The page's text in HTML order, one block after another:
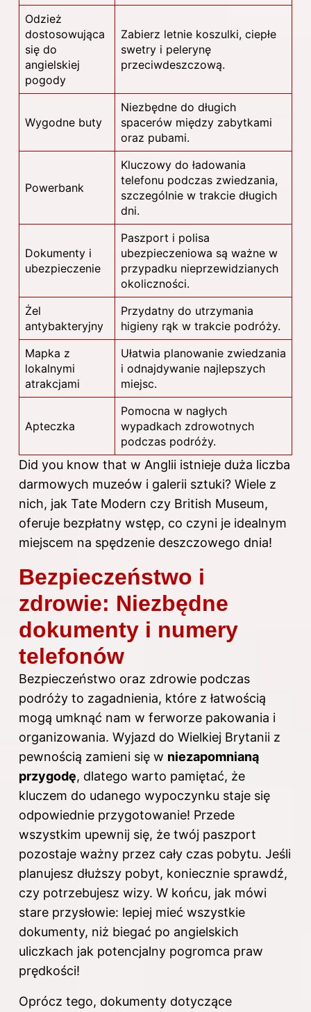
Odzież
dostosowująca
się do
angielskiej
pogody
Zabierz letnie koszulki, ciepłe
swetry i pelerynę
przeciwdeszczową.
Wygodne buty
Niezbędne do długich
spacerów między zabytkami
oraz pubami.
Powerbank
Kluczowy do ładowania
telefonu podczas zwiedzania,
szczególnie w trakcie długich
dni.
Dokumenty i
ubezpieczenie
Paszport i polisa
ubezpieczeniowa są ważne w
przypadku nieprzewidzianych
okoliczności.
Żel
antybakteryjny
Przydatny do utrzymania
higieny rąk w trakcie podróży.
Mapka z
lokalnymi
atrakcjami
Ułatwia planowanie zwiedzania
i odnajdywanie najlepszych
miejsc.
Apteczka
Pomocna w nagłych
wypadkach zdrowotnych
podczas podróży.
Did you know that w Anglii istnieje duża liczba
darmowych muzeów i galerii sztuki? Wiele z
nich, jak Tate Modern czy British Museum,
oferuje bezpłatny wstęp, co czyni je idealnym
miejscem na spędzenie deszczowego dnia!
Bezpieczeństwo i
zdrowie: Niezbędne
dokumenty i numery
telefonów
Bezpieczeństwo oraz zdrowie podczas
podróży to zagadnienia, które z łatwością
mogą umknąć nam w ferworze pakowania i
organizowania. Wyjazd do Wielkiej Brytanii z
pewnością zamieni się w niezapomnianą
przygodę, dlatego warto pamiętać, że
kluczem do udanego wypoczynku staje się
odpowiednie przygotowanie! Przede
wszystkim upewnij się, że twój paszport
pozostaje ważny przez cały czas pobytu. Jeśli
planujesz dłuższy pobyt, koniecznie sprawdź,
czy potrzebujesz wizy. W końcu, jak mówi
stare przysłowie: lepiej mieć wszystkie
dokumenty, niż biegać po angielskich
uliczkach jak potencjalny pogromca praw
prędkości!
Oprócz tego, dokumenty dotyczące